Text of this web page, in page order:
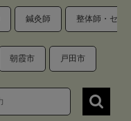
鍼灸師 整体師・セラ
朝霞市 戸田市